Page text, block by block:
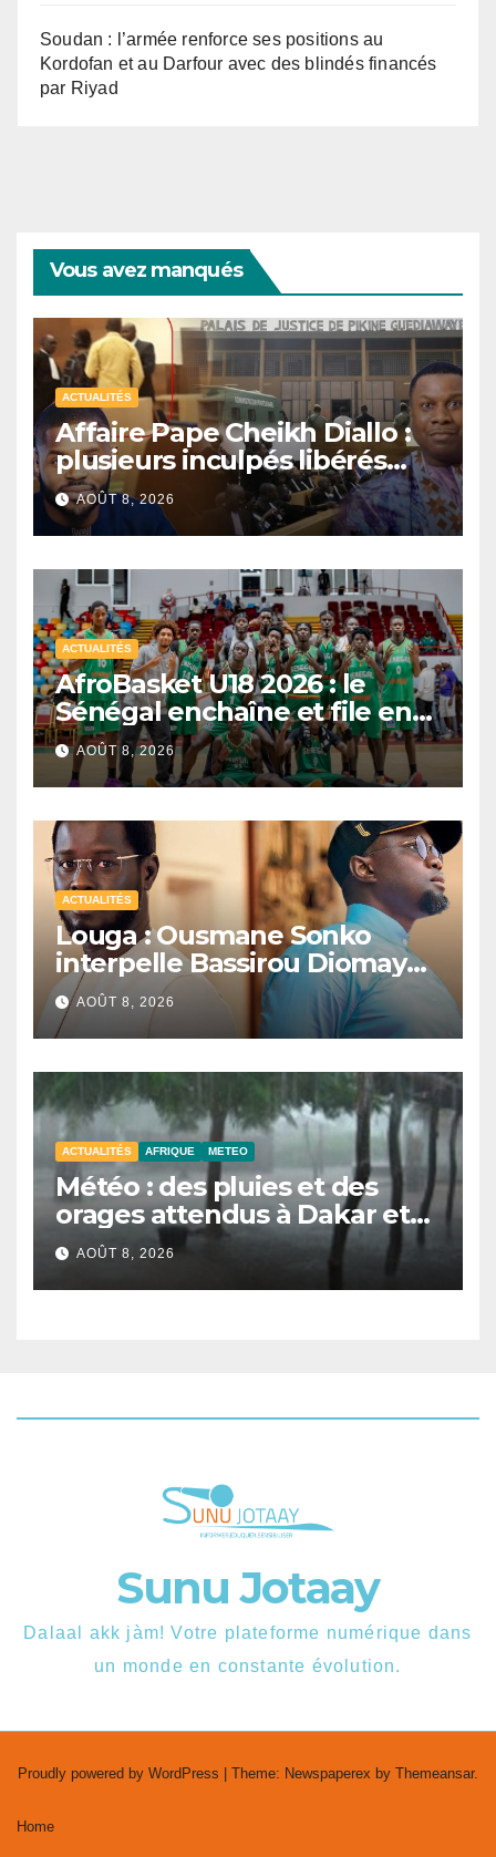
Soudan : l’armée renforce ses positions au
Kordofan et au Darfour avec des blindés financés
par Riyad
Vous avez manqués
ACTUALITÉS
Affaire Pape Cheikh Diallo :
plusieurs inculpés libérés
après un non-lieu partiel
AOÛT 8, 2026
ACTUALITÉS
AfroBasket U18 2026 : le
Sénégal enchaîne et file en
quarts de finale
AOÛT 8, 2026
ACTUALITÉS
Louga : Ousmane Sonko
interpelle Bassirou Diomaye
Faye sur la date des élections
locales
AOÛT 8, 2026
ACTUALITÉS AFRIQUE METEO
Météo : des pluies et des
orages attendus à Dakar et
dans plusieurs localités ce
samedi
AOÛT 8, 2026
Sunu Jotaay
Dalaal akk jàm! Votre plateforme numérique dans
un monde en constante évolution.
Proudly powered by WordPress | Theme: Newspaperex by Themeansar.
Home